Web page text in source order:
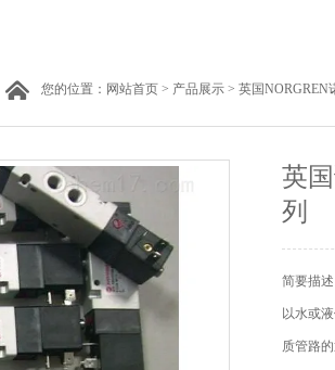
您的位置： 网站首页 > 产品展示 > 英国NORGREN
英
列
简要描
以水或
质管路的